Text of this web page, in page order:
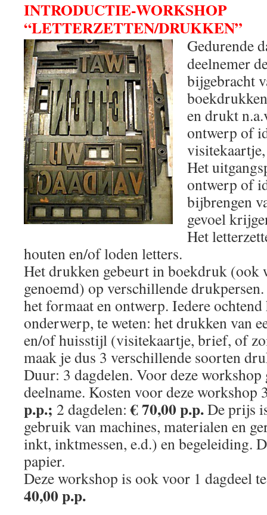
INTRODUCTIE-WORKSHOP
“LETTERZETTEN/DRUKKEN”
Gedurende
deelnemer
bijgebracht
en drukt
ontwerp of
Het
ontwerp of
bijbrengen
gevoel
Het
houten en/of loden letters.
Het drukken gebeurt in boekdruk (ook
genoemd) op verschillende
het formaat en ontwerp. Iedere ochtend
onderwerp, te weten: het drukken van
en/of huisstijl (visitekaartje, brief, of
maak je dus 3 verschillende soorten
Duur: 3 dagdelen. Voor deze
deelname. Kosten voor deze workshop
p.p.; 2 dagdelen:€ 70,00 p.p.De prijs
gebruik van machines, materialen en
inkt, inktmessen, e.d.) en begeleiding.
papier.
Deze workshop is ook voor 1 dagdeel
40,00 p.p.